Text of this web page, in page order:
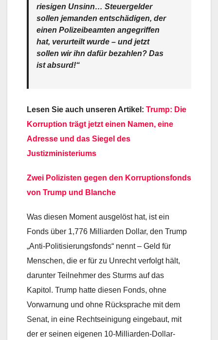
riesigen Unsinn… Steuergelder
sollen jemanden entschädigen, der
einen Polizeibeamten angegriffen
hat, verurteilt wurde – und jetzt
sollen wir ihn dafür bezahlen? Das
ist absurd!“
Lesen Sie auch unseren Artikel: Trump: Die
Korruption trägt jetzt einen Namen, eine
Adresse und das Siegel des
Justizministeriums
Zwei Polizisten gegen den Korruptionsfonds
von Trump und Blanche
Was diesen Moment ausgelöst hat, ist ein
Fonds über 1,776 Milliarden Dollar, den Trump
„Anti-Politisierungsfonds“ nennt – Geld für
Menschen, die er für zu Unrecht verfolgt hält,
darunter Teilnehmer des Sturms auf das
Kapitol. Trump hatte diesen Fonds, ohne
Vorwarnung und ohne Rücksprache mit dem
Senat, in eine Rechtseinigung eingebaut, mit
der er seinen eigenen 10-Milliarden-Dollar-